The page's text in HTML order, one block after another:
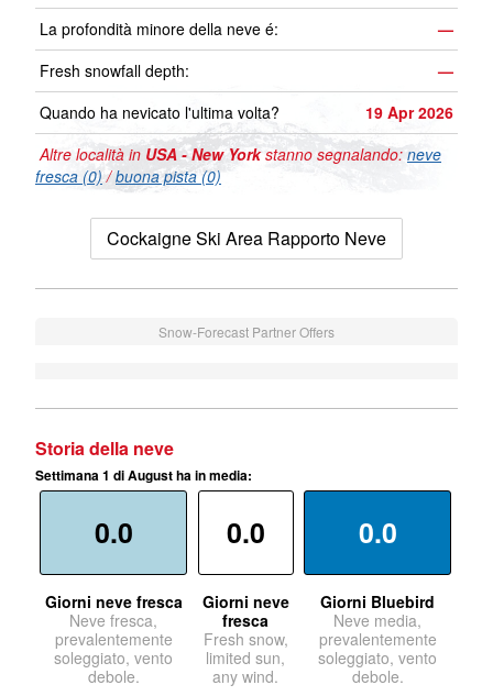
La profondità minore della neve é:
—
Fresh snowfall depth:
—
Quando ha nevicato l'ultima volta?
19 Apr 2026
Altre località in USA - New Yorkstanno segnalando: neve
fresca (0)/buona pista (0)
Cockaigne Ski Area Rapporto Neve
Snow-Forecast Partner Offers
Storia della neve
Settimana 1 di August ha in media:
0.0
Giorni neve fresca
Neve fresca,
prevalentemente
soleggiato, vento
debole.
0.0
Giorni neve
fresca
Fresh snow,
limited sun,
any wind.
0.0
Giorni Bluebird
Neve media,
prevalentemente
soleggiato, vento
debole.